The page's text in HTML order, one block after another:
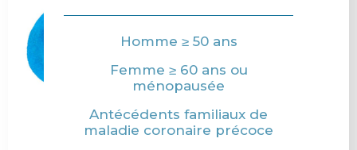
Homme ≥ 50 ans
Femme ≥ 60 ans ou
ménopausée
Antécédents familiaux de
maladie coronaire précoce